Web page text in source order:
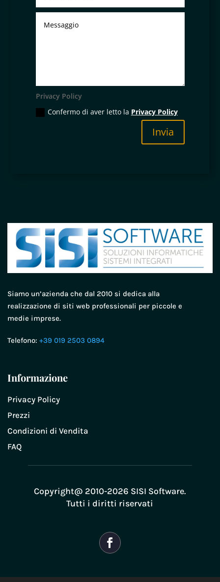
Privacy Policy
Confermo di aver letto la Privacy Policy
Invia
Siamo un’azienda che dal 2010 si dedica alla
realizzazione di siti web professionali per piccole e
medie imprese.
Telefono: +39 019 2503 0894
Informazione
Privacy Policy
Prezzi
Condizioni di Vendita
FAQ
Copyright@ 2010-2026 SISI Software.
Tutti i diritti riservati